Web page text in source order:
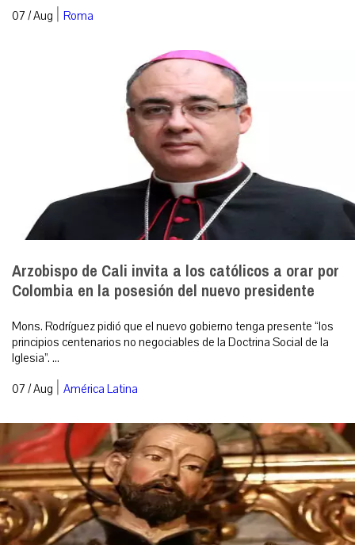
07 / Aug | Roma
Arzobispo de Cali invita a los católicos a orar por
Colombia en la posesión del nuevo presidente
Mons. Rodríguez pidió que el nuevo gobierno tenga presente “los
principios centenarios no negociables de la Doctrina Social de la
Iglesia”. ...
07 / Aug | América Latina